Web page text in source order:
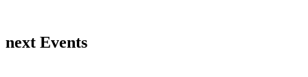
next Events